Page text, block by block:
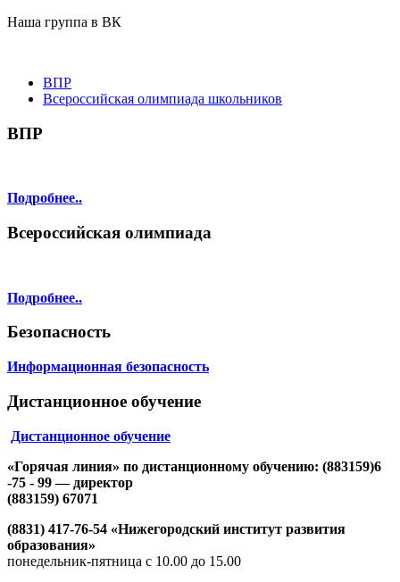
Наша группа в ВК
ВПР
Всероссийская олимпиада школьников
ВПР
Подробнее..
Всероссийская олимпиада
Подробнее..
Безопасность
Информационная безопасность
Дистанционное обучение
Дистанционное обучение
«Горячая линия» по дистанционному обучению: (883159)6
-75 - 99 — директор
(883159) 67071
(8831) 417-76-54 «Нижегородский институт развития
образования»
понедельник-пятница с 10.00 до 15.00